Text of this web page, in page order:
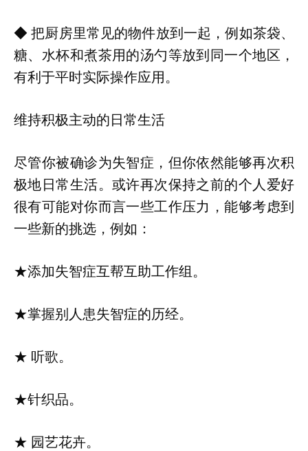
◆ 把厨房里常见的物件放到一起，例如茶袋、
糖、水杯和煮茶用的汤勺等放到同一个地区，
有利于平时实际操作应用。
维持积极主动的日常生活
尽管你被确诊为失智症，但你依然能够再次积
极地日常生活。或许再次保持之前的个人爱好
很有可能对你而言一些工作压力，能够考虑到
一些新的挑选，例如：
★添加失智症互帮互助工作组。
★掌握别人患失智症的历经。
★ 听歌。
★针织品。
★ 园艺花卉。